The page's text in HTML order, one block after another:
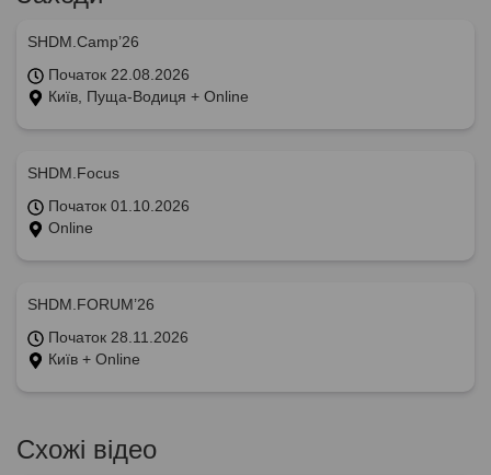
SHDM.Camp’26
Початок 22.08.2026
Київ, Пуща-Водиця + Online
SHDM.Focus
Початок 01.10.2026
Online
SHDM.FORUM’26
Початок 28.11.2026
Київ + Online
Схожі відео